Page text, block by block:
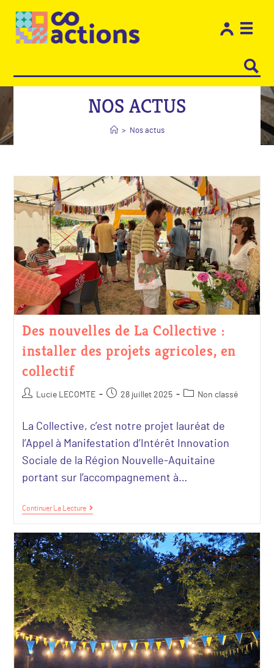
NOS ACTUS
> Nos actus
Des nouvelles de La Collective :
installer des projets agricoles, en
collectif
Lucie LECOMTE 28 juillet 2025 Non classé
La Collective, c’est notre projet lauréat de
l’Appel à Manifestation d’Intérêt Innovation
Sociale de la Région Nouvelle-Aquitaine
portant sur l’accompagnement à…
Continuer La Lecture